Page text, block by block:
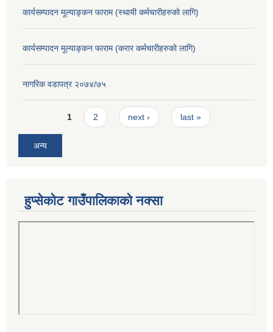
कार्यसम्पादन मूल्याङ्कन फाराम (स्थायी कर्मचारीहरुको लागि)
कार्यसम्पादन मूल्याङ्कन फाराम (करार कर्मचारीहरुको लागि)
नागरिक वडापत्र २०७४/७५
Pages1 2 next › last »
अन्य
हुप्सेकोट गाउँपालिकाको नक्सा